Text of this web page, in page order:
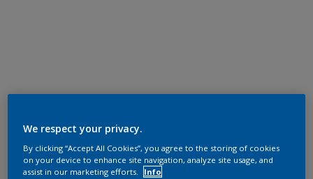
We respect your privacy.
By clicking “Accept All Cookies”, you agree to the storing of cookies
on your device to enhance site navigation, analyze site usage, and
assist in our marketing efforts.
Info